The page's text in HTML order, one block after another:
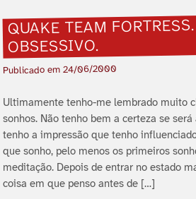
QUAKE TEAM
OBSESSIVO.
Publicado em24/06/2000
Ultimamente tenho-me lembrado muito
sonhos. Não tenho bem a certeza se
tenho a impressão que tenho
que sonho, pelo menos os primeiros
meditação. Depois de entrar no estado
coisa em que penso antes de […]